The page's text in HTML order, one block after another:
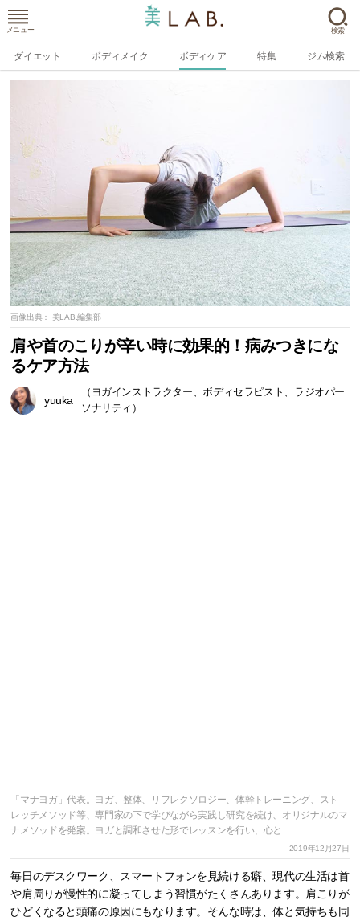
メニュー 検索
ダイエット ボディメイク ボディケア 特集 ジム検索
画像出典： 美LAB.編集部
肩や首のこりが辛い時に効果的！病みつきにな
るケア方法
yuuka
（ヨガインストラクター、ボディセラピスト、ラジオパー
ソナリティ）
「マナヨガ」代表。ヨガ、整体、リフレクソロジー、体幹トレーニング、スト
レッチメソッド等、専門家の下で学びながら実践し研究を続け、オリジナルのマ
ナメソッドを発案。ヨガと調和させた形でレッスンを行い、心と…
2019年12月27日
毎日のデスクワーク、スマートフォンを見続ける癖、現代の生活は首
や肩周りが慢性的に凝ってしまう習慣がたくさんあります。肩こりが
ひどくなると頭痛の原因にもなります。そんな時は、体と気持ちも同